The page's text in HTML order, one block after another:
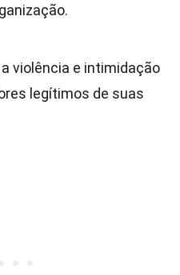
violência e intimidação
legítimos de suas